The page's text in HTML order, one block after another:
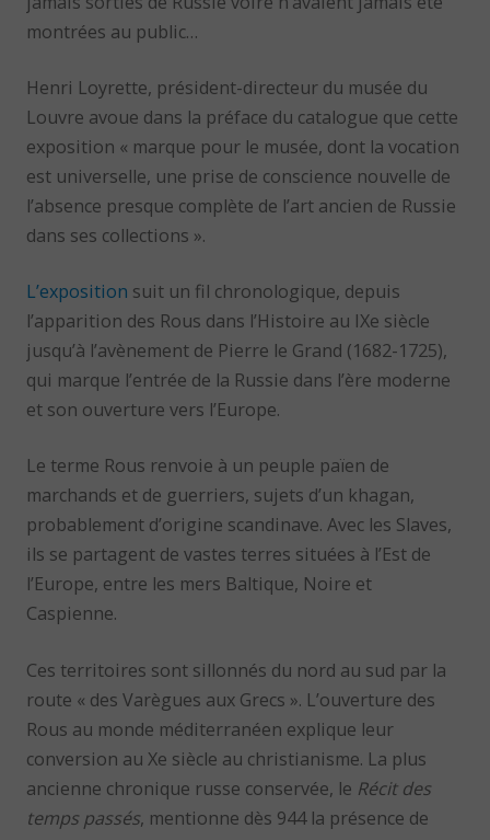
montrées au public…
Henri Loyrette, président-directeur du musée du
Louvre avoue dans la préface du catalogue que cette
exposition « marque pour le musée, dont la vocation
est universelle, une prise de conscience nouvelle de
l’absence presque complète de l’art ancien de Russie
dans ses collections ».
L’exposition suit un fil chronologique, depuis
l’apparition des Rous dans l’Histoire au IXe siècle
jusqu’à l’avènement de Pierre le Grand (1682-1725),
qui marque l’entrée de la Russie dans l’ère moderne
et son ouverture vers l’Europe.
Le terme Rous renvoie à un peuple païen de
marchands et de guerriers, sujets d’un khagan,
probablement d’origine scandinave. Avec les Slaves,
ils se partagent de vastes terres situées à l’Est de
l’Europe, entre les mers Baltique, Noire et
Caspienne.
Ces territoires sont sillonnés du nord au sud par la
route « des Varègues aux Grecs ». L’ouverture des
Rous au monde méditerranéen explique leur
conversion au Xe siècle au christianisme. La plus
ancienne chronique russe conservée, le Récit des
temps passés, mentionne dès 944 la présence de